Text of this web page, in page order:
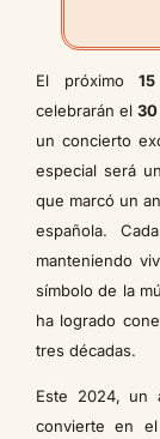
El próximo
celebrarán el30
un concierto
especial será
que marcó un
española.
manteniendo
símbolo de la
ha logrado
tres décadas.
Este 2024, un
convierte en